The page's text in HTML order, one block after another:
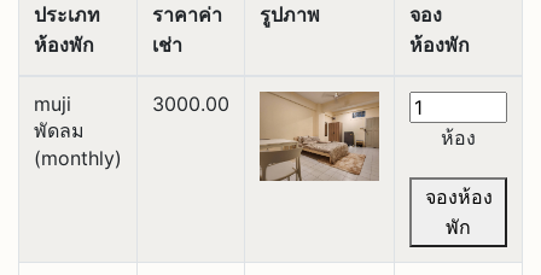
ประเภท
ห้องพัก
ราคาค่า
เช่า
รูปภาพ
จอง
ห้องพัก
muji
พัดลม
(monthly)
3000.00
ห้อง
จองห้อง
พัก